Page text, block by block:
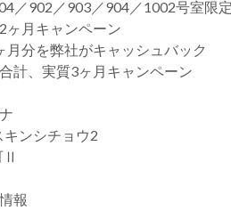
／902／903／904／1002号室限定
ヶ月キャンペーン
月分を弊社がキャッシュバック
計、実質3ヶ月キャンペーン
ンシチョウ2
Ⅱ
報